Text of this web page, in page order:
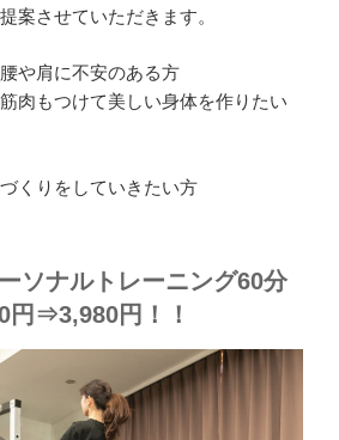
案させていただきます。
や肩に不安のある方
肉もつけて美しい身体を作りたい
くりをしていきたい方
ソナルトレーニング60分
円⇒3,980円！！